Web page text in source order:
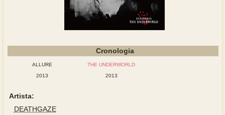
Cronologia
ALLURE
2013
THE UNDERWORLD
2013
Artista:
DEATHGAZE